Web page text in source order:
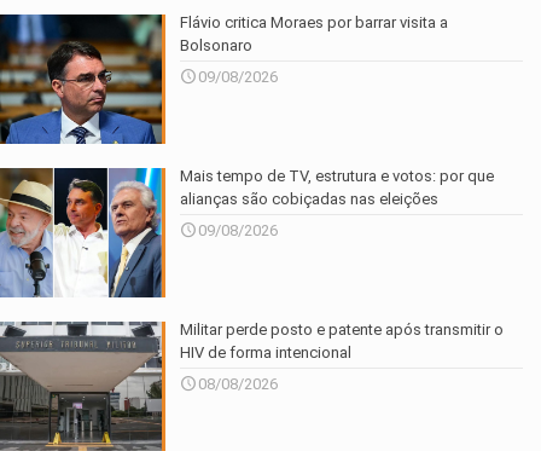
Flávio critica Moraes por barrar visita a
Bolsonaro
09/08/2026
Mais tempo de TV, estrutura e votos: por que
alianças são cobiçadas nas eleições
09/08/2026
Militar perde posto e patente após transmitir o
HIV de forma intencional
08/08/2026